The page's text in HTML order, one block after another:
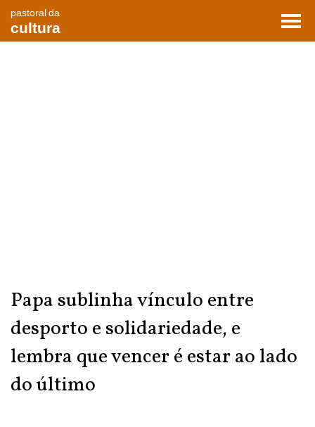
pastoral da
cultura
Papa sublinha vínculo entre
desporto e solidariedade, e
lembra que vencer é estar ao lado
do último